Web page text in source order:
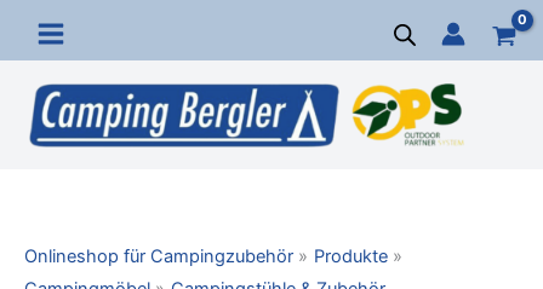
Inhalt
springen
Onlineshop für Campingzubehör
Produkte